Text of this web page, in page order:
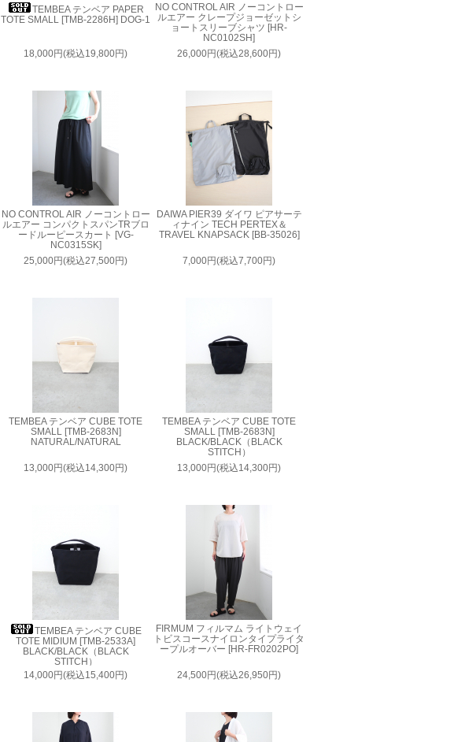
TEMBEA テンベア PAPER
TOTE SMALL [TMB-2286H] DOG-1
18,000円(税込19,800円)
NO CONTROL AIR ノーコントロー
ルエアー クレープジョーゼットシ
ョートスリーブシャツ [HR-
NC0102SH]
26,000円(税込28,600円)
NO CONTROL AIR ノーコントロー
ルエアー コンパクトスパンTRブロ
ードルーピースカート [VG-
NC0315SK]
25,000円(税込27,500円)
DAIWA PIER39 ダイワ ピアサーテ
ィナイン TECH PERTEX＆
TRAVEL KNAPSACK [BB-35026]
7,000円(税込7,700円)
TEMBEA テンベア CUBE TOTE
SMALL [TMB-2683N]
NATURAL/NATURAL
13,000円(税込14,300円)
TEMBEA テンベア CUBE TOTE
SMALL [TMB-2683N]
BLACK/BLACK（BLACK
STITCH）
13,000円(税込14,300円)
TEMBEA テンベア CUBE
TOTE MIDIUM [TMB-2533A]
BLACK/BLACK（BLACK
STITCH）
14,000円(税込15,400円)
FIRMUM フィルマム ライトウェイ
トビスコースナイロンタイプライタ
ープルオーバー [HR-FR0202PO]
24,500円(税込26,950円)